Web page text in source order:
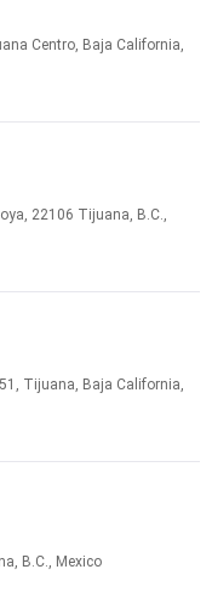
Centro, Baja California,
22106 Tijuana, B.C.,
Tijuana, Baja California,
B.C., Mexico